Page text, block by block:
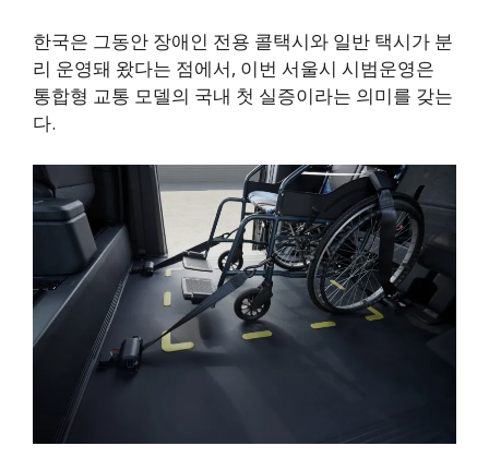
한국은 그동안 장애인 전용 콜택시와 일반 택시가 분
리 운영돼 왔다는 점에서, 이번 서울시 시범운영은
통합형 교통 모델의 국내 첫 실증이라는 의미를 갖는
다.